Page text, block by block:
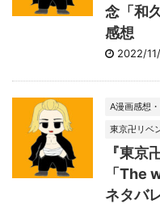
念「和
感想
2022/
A漫画感想
東京卍リベ
『東京
「The
ネタバ